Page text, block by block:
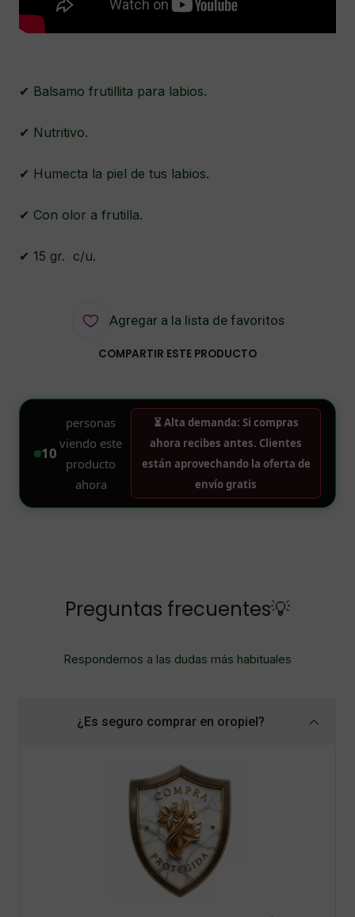
✔ Balsamo frutillita para labios.
✔ Nutritivo.
✔ Humecta la piel de tus labios.
✔ Con olor a frutilla.
✔ 15 gr. c/u.
Agregar a la lista de favoritos
COMPARTIR ESTE PRODUCTO
Preguntas frecuentes💡
Respondemos a las dudas más habituales
¿Es seguro comprar en oropiel?